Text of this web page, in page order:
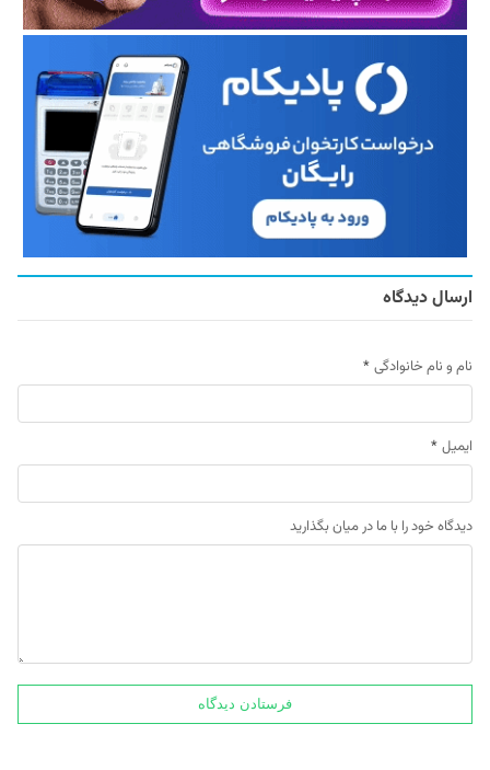
ارسال دیدگاه
نام و نام خانوادگی *
ایمیل *
دیدگاه خود را با ما در میان بگذارید